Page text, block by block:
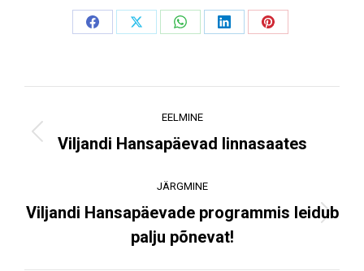
Share
Share
Share
Share
Share
navigation
EELMINE
Previous
Viljandi Hansapäevad linnasaates
JÄRGMINE
Next
post:
Viljandi Hansapäevade programmis leidub
palju põnevat!